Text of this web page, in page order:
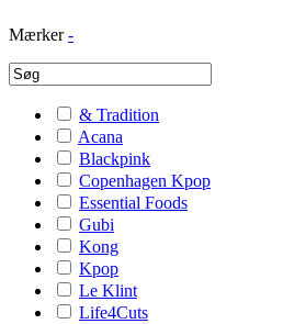
Mærker -
& Tradition
Acana
Blackpink
Copenhagen Kpop
Essential Foods
Gubi
Kong
Kpop
Le Klint
Life4Cuts